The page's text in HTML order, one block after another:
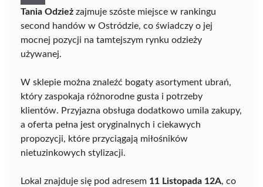
Tania Odzież zajmuje szóste miejsce w rankingu
second handów w Ostródzie, co świadczy o jej
mocnej pozycji na tamtejszym rynku odzieży
używanej.
W sklepie można znaleźć bogaty asortyment ubrań,
który zaspokaja różnorodne gusta i potrzeby
klientów. Przyjazna obsługa dodatkowo umila zakupy,
a oferta pełna jest oryginalnych i ciekawych
propozycji, które przyciągają miłośników
nietuzinkowych stylizacji.
Lokal znajduje się pod adresem 11 Listopada 12A, co